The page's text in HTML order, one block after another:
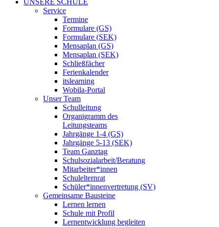
UNSERE SCHULE
Service
Termine
Formulare (GS)
Formulare (SEK)
Mensaplan (GS)
Mensaplan (SEK)
Schließfächer
Ferienkalender
itslearning
Wobila-Portal
Unser Team
Schulleitung
Organigramm des
Leitungsteams
Jahrgänge 1-4 (GS)
Jahrgänge 5-13 (SEK)
Team Ganztag
Schulsozialarbeit/Beratung
Mitarbeiter*innen
Schulelternrat
Schüler*innenvertretung (SV)
Gemeinsame Bausteine
Lernen lernen
Schule mit Profil
Lernentwicklung begleiten